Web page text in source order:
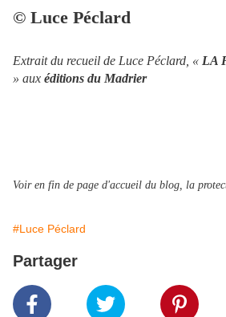
© Luce Péclard
Extrait du recueil de Luce Péclard, « LA
» aux éditions du Madrier
Voir en fin de page d'accueil du blog, la
#Luce Péclard
Partager